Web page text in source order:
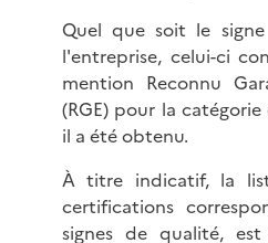
Quel que soit le
l'entreprise, celui-ci
mention Reconnu
(RGE) pour la
il a été obtenu.
À titre indicatif, la
certifications
signes de qualité,